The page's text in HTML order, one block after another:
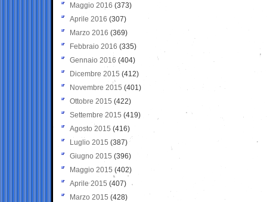
Maggio 2016 (373)
Aprile 2016 (307)
Marzo 2016 (369)
Febbraio 2016 (335)
Gennaio 2016 (404)
Dicembre 2015 (412)
Novembre 2015 (401)
Ottobre 2015 (422)
Settembre 2015 (419)
Agosto 2015 (416)
Luglio 2015 (387)
Giugno 2015 (396)
Maggio 2015 (402)
Aprile 2015 (407)
Marzo 2015 (428)